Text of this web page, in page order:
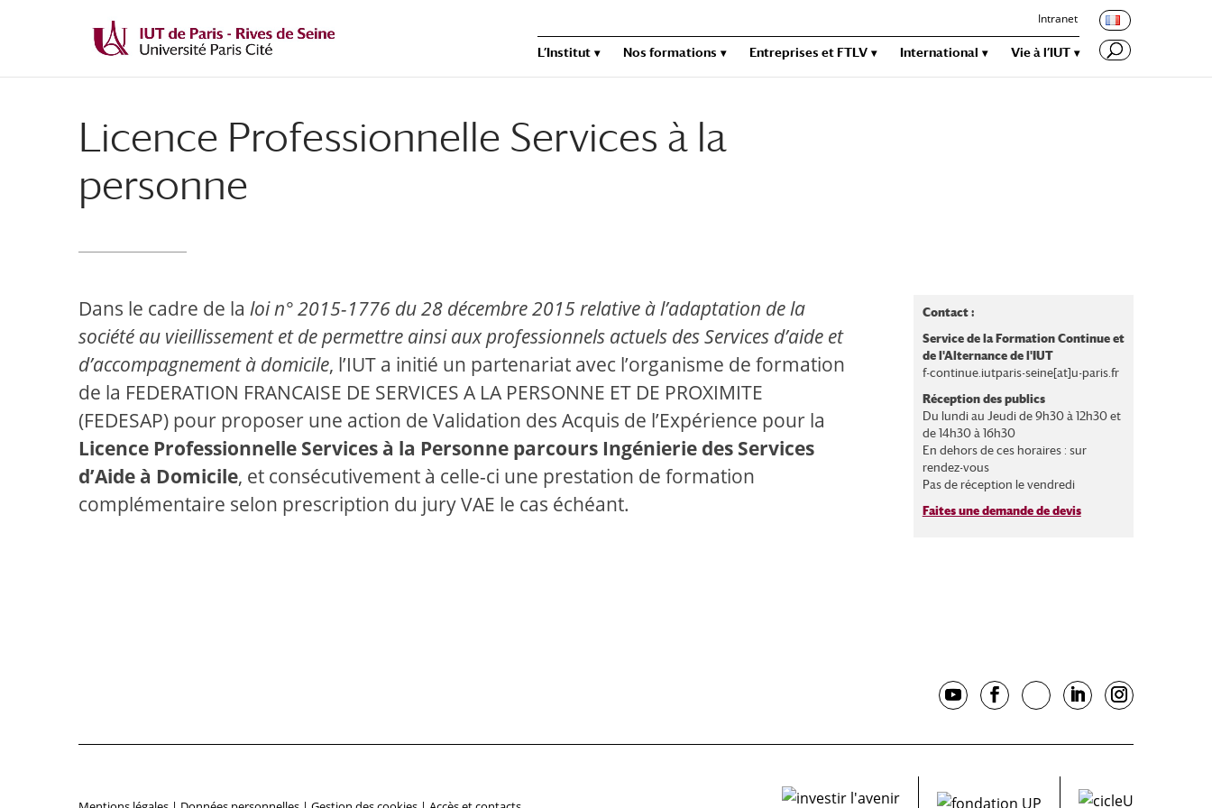
Intranet
L’Institut Nos formations Entreprises et FTLV International Vie à l’IUT
Licence Professionnelle Services à la
personne
Dans le cadre de la loi n° 2015-1776 du 28 décembre 2015 relative à l’adaptation de la
société au vieillissement et de permettre ainsi aux professionnels actuels des Services d’aide et
d’accompagnement à domicile, l’IUT a initié un partenariat avec l’organisme de formation
de la FEDERATION FRANCAISE DE SERVICES A LA PERSONNE ET DE PROXIMITE
(FEDESAP) pour proposer une action de Validation des Acquis de l’Expérience pour la
Licence Professionnelle Services à la Personne parcours Ingénierie des Services
d’Aide à Domicile, et consécutivement à celle-ci une prestation de formation
complémentaire selon prescription du jury VAE le cas échéant.
Contact :
Service de la Formation Continue et
de l'Alternance de l'IUT
f-continue.iutparis-seine[at]u-paris.fr
Réception des publics
Du lundi au Jeudi de 9h30 à 12h30 et
de 14h30 à 16h30
En dehors de ces horaires : sur
rendez-vous
Pas de réception le vendredi
Faites une demande de devis